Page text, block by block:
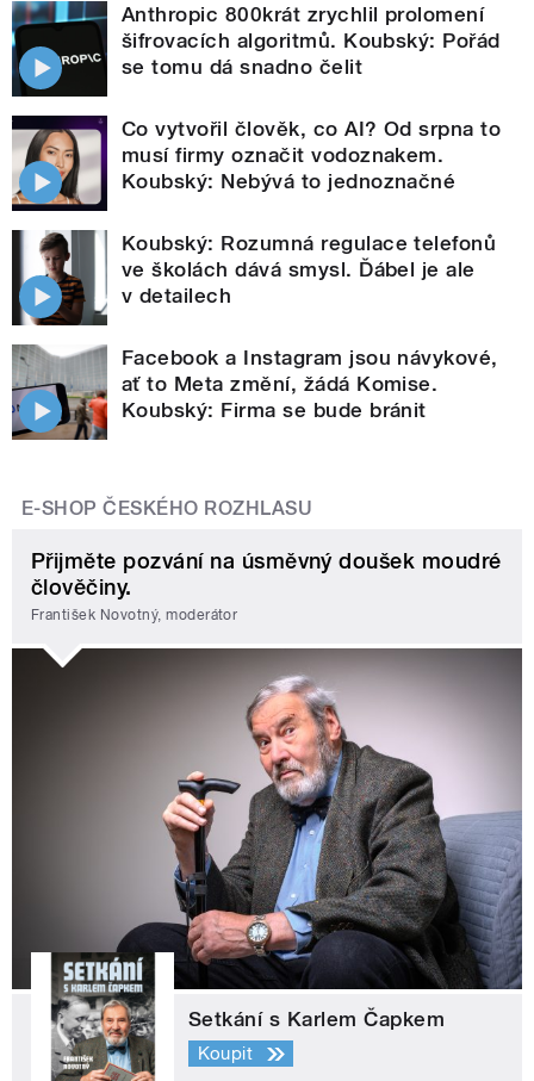
Anthropic 800krát zrychlil prolomení
šifrovacích algoritmů. Koubský: Pořád
se tomu dá snadno čelit
Co vytvořil člověk, co AI? Od srpna to
musí firmy označit vodoznakem.
Koubský: Nebývá to jednoznačné
Koubský: Rozumná regulace telefonů
ve školách dává smysl. Ďábel je ale
v detailech
Facebook a Instagram jsou návykové,
ať to Meta změní, žádá Komise.
Koubský: Firma se bude bránit
E-SHOP ČESKÉHO ROZHLASU
Přijměte pozvání na úsměvný doušek moudré
člověčiny.
František Novotný, moderátor
Setkání s Karlem Čapkem
Koupit